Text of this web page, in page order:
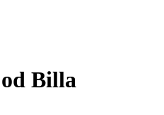
Billa